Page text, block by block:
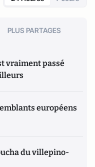
PLUS PARTAGES
vraiment passé
européens
du villepino-